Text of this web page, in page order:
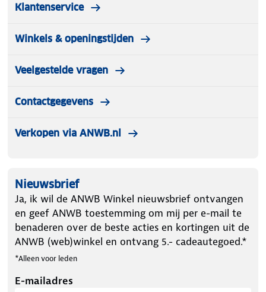
Klantenservice
Winkels & openingstijden
Veelgestelde vragen
Contactgegevens
Verkopen via ANWB.nl
Nieuwsbrief
Ja, ik wil de ANWB Winkel nieuwsbrief ontvangen
en geef ANWB toestemming om mij per e-mail te
benaderen over de beste acties en kortingen uit de
ANWB (web)winkel en ontvang 5.- cadeautegoed.*
*Alleen voor leden
E-mailadres